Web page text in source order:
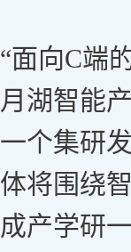
“面向C端
月湖智能
一个集研
体将围绕
成产学研